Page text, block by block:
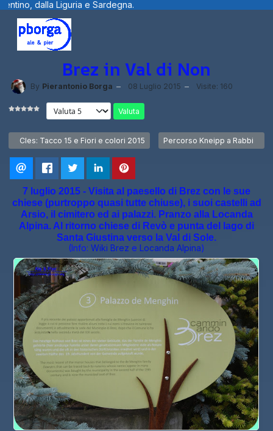
Brez in Val di Non
By Pierantonio Borga 08 Luglio 2015 Visite: 160
Valuta
Articolo precedente: Cles: Tacco 15 e Fiori e colori 2015
Cles: Tacco 15 e Fiori e colori 2015 Articolo successivo:
Percorso Kneipp a Rabbi
7 luglio 2015 - Visita al paesello di Brez con le sue
chiese (purtroppo quasi tutte chiuse), i suoi castelli ad
Arsio, il cimitero ed ai palazzi. Pranzo alla Locanda
Alpina. Al ritorno chiese di Revò e punta del lago di
Santa Giustina verso la Val di Sole.
(Info: Wiki Brez e Locanda Alpina)